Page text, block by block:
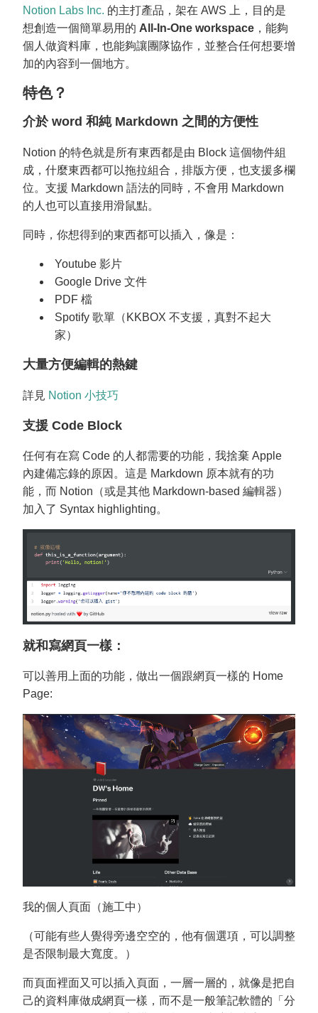
Notion Labs Inc. 的主打產品，架在 AWS 上，目的是
想創造一個簡單易用的 All-In-One workspace ，能夠
個人做資料庫，也能夠讓團隊協作，並整合任何想要增
加的內容到一個地方。
特色？
介於 word 和純 Markdown 之間的方便性
Notion 的特色就是所有東西都是由 Block 這個物件組
成，什麼東西都可以拖拉組合，排版方便，也支援多欄
位。支援 Markdown 語法的同時，不會用 Markdown
的人也可以直接用滑鼠點。
同時，你想得到的東西都可以插入，像是：
Youtube 影片
Google Drive 文件
PDF 檔
Spotify 歌單（KKBOX 不支援，真對不起大
家）
大量方便編輯的熱鍵
詳見 Notion 小技巧
支援 Code Block
任何有在寫 Code 的人都需要的功能，我捨棄 Apple
內建備忘錄的原因。這是 Markdown 原本就有的功
能，而 Notion（或是其他 Markdown-based 編輯器）
加入了 Syntax highlighting。
就和寫網頁一樣：
可以善用上面的功能，做出一個跟網頁一樣的 Home
Page:
我的個人頁面（施工中）
（可能有些人覺得旁邊空空的，他有個選項，可以調整
是否限制最大寬度。）
而頁面裡面又可以插入頁面，一層一層的，就像是把自
己的資料庫做成網頁一樣，而不是一般筆記軟體的「分